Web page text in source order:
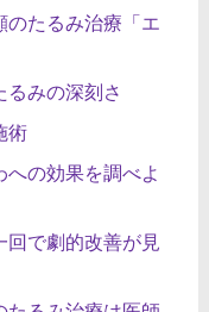
のたるみ治療「エ
みの深刻さ
術
の効果を調べよ
回で劇的改善が見